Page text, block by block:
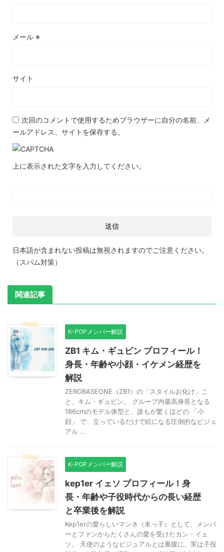
メール ※
サイト
次回のコメントで使用するためブラウザーに自分の名前、メ
ールアドレス、サイトを保存する。
上に表示された文字を入力してください。
日本語が含まれない投稿は無視されますのでご注意ください。
（スパム対策）
関連記事
K-POPメンバー解説
ZB1 キム・ギュビン プロフィール！
身長・年齢や小顔・イケメン経歴を
解説
ZEROBASEONE（ZB1）の「スタイルお化け」こ
と、キム・ギュビン。 グループ内最高身長となる
186cmのモデル体型と、誰もが驚くほどの 「小
顔」 で、立っているだけで絵になる圧倒的なビジュ
アル ...
K-POPメンバー解説
kep1er イェソ プロフィール！身
長・年齢や子役時代からの長い経歴
と卒業後を解説
Kep1erの愛らしいマンネ（末っ子）として、メンバ
ーとファンからたくさんの愛を受けたカン・イェ
ソ。 天使のようなビジュアルとは裏腹に、実は子役